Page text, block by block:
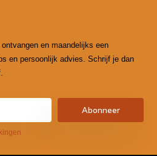
en maandelijks een
en persoonlijk advies. Schrijf je dan
Abonneer